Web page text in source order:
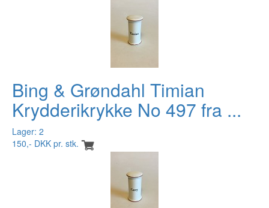
Bing & Grøndahl Timian
Krydderikrykke No 497 fra ...
Lager: 2
150,- DKK pr. stk.